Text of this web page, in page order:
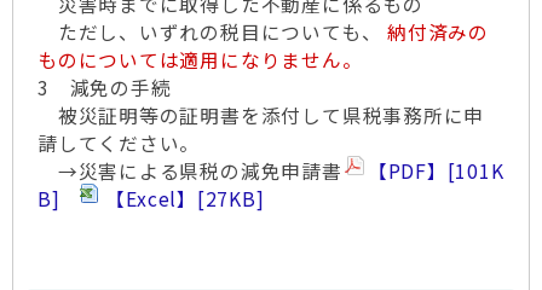
ただし、いずれの税目についても、納付済みの
ものについては適用になりません。
3 減免の手続
被災証明等の証明書を添付して県税事務所に申
請してください。
→災害による県税の減免申請書
【PDF】 [101K
B]
【Excel】 [27KB]